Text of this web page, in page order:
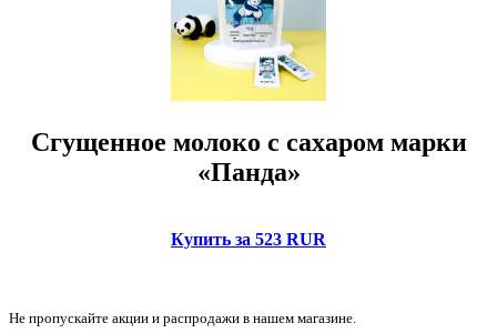
Сгущенное молоко с сахаром марки
«Панда»
Купить за 523 RUR
Не пропускайте акции и распродажи в нашем магазине.